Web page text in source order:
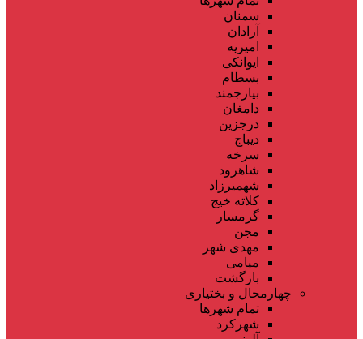
سمنان
آرادان
امیریه
ایوانکی
بسطام
بیارجمند
دامغان
درجزین
دیباج
سرخه
شاهرود
شهمیرزاد
کلاته خیج
گرمسار
مجن
مهدی شهر
میامی
بازگشت
چهارمحال و بختیاری
تمام شهر‌ها
شهرکرد